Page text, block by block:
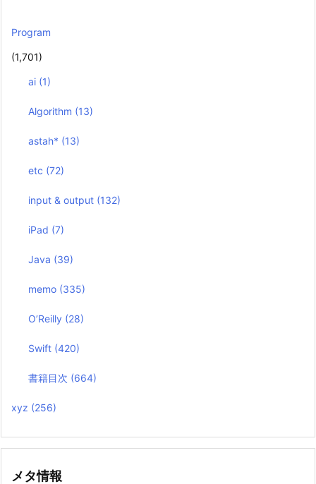
Program
(1,701)
ai (1)
Algorithm (13)
astah* (13)
etc (72)
input & output (132)
iPad (7)
Java (39)
memo (335)
O’Reilly (28)
Swift (420)
書籍目次 (664)
xyz (256)
メタ情報